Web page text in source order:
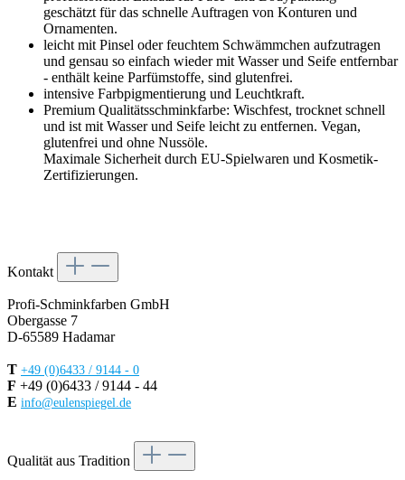
geschätzt für das schnelle Auftragen von Konturen und
Ornamenten.
leicht mit Pinsel oder feuchtem Schwämmchen aufzutragen
und gensau so einfach wieder mit Wasser und Seife entfernbar
- enthält keine Parfümstoffe, sind glutenfrei.
intensive Farbpigmentierung und Leuchtkraft.
Premium Qualitätsschminkfarbe: Wischfest, trocknet schnell
und ist mit Wasser und Seife leicht zu entfernen. Vegan,
glutenfrei und ohne Nussöle.
Maximale Sicherheit durch EU-Spielwaren und Kosmetik-
Zertifizierungen.
Kontakt
Profi-Schminkfarben GmbH
Obergasse 7
D-65589 Hadamar
T +49 (0)6433 / 9144 - 0
F +49 (0)6433 / 9144 - 44
E info@eulenspiegel.de
Qualität aus Tradition